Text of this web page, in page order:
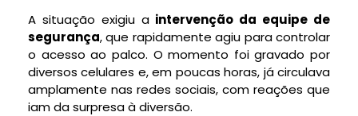
A situação exigiu a intervenção da equipe de
segurança, que rapidamente agiu para controlar
o acesso ao palco. O momento foi gravado por
diversos celulares e, em poucas horas, já circulava
amplamente nas redes sociais, com reações que
iam da surpresa à diversão.